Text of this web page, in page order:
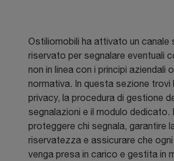
Ostiliomobili ha attivato un canale
riservato per segnalare eventuali
non in linea con i principi aziendali
normativa. In questa sezione
privacy, la procedura di gestione
segnalazioni e il modulo
proteggere chi segnala, garantire
riservatezza e assicurare che
venga presa in carico e gestita in